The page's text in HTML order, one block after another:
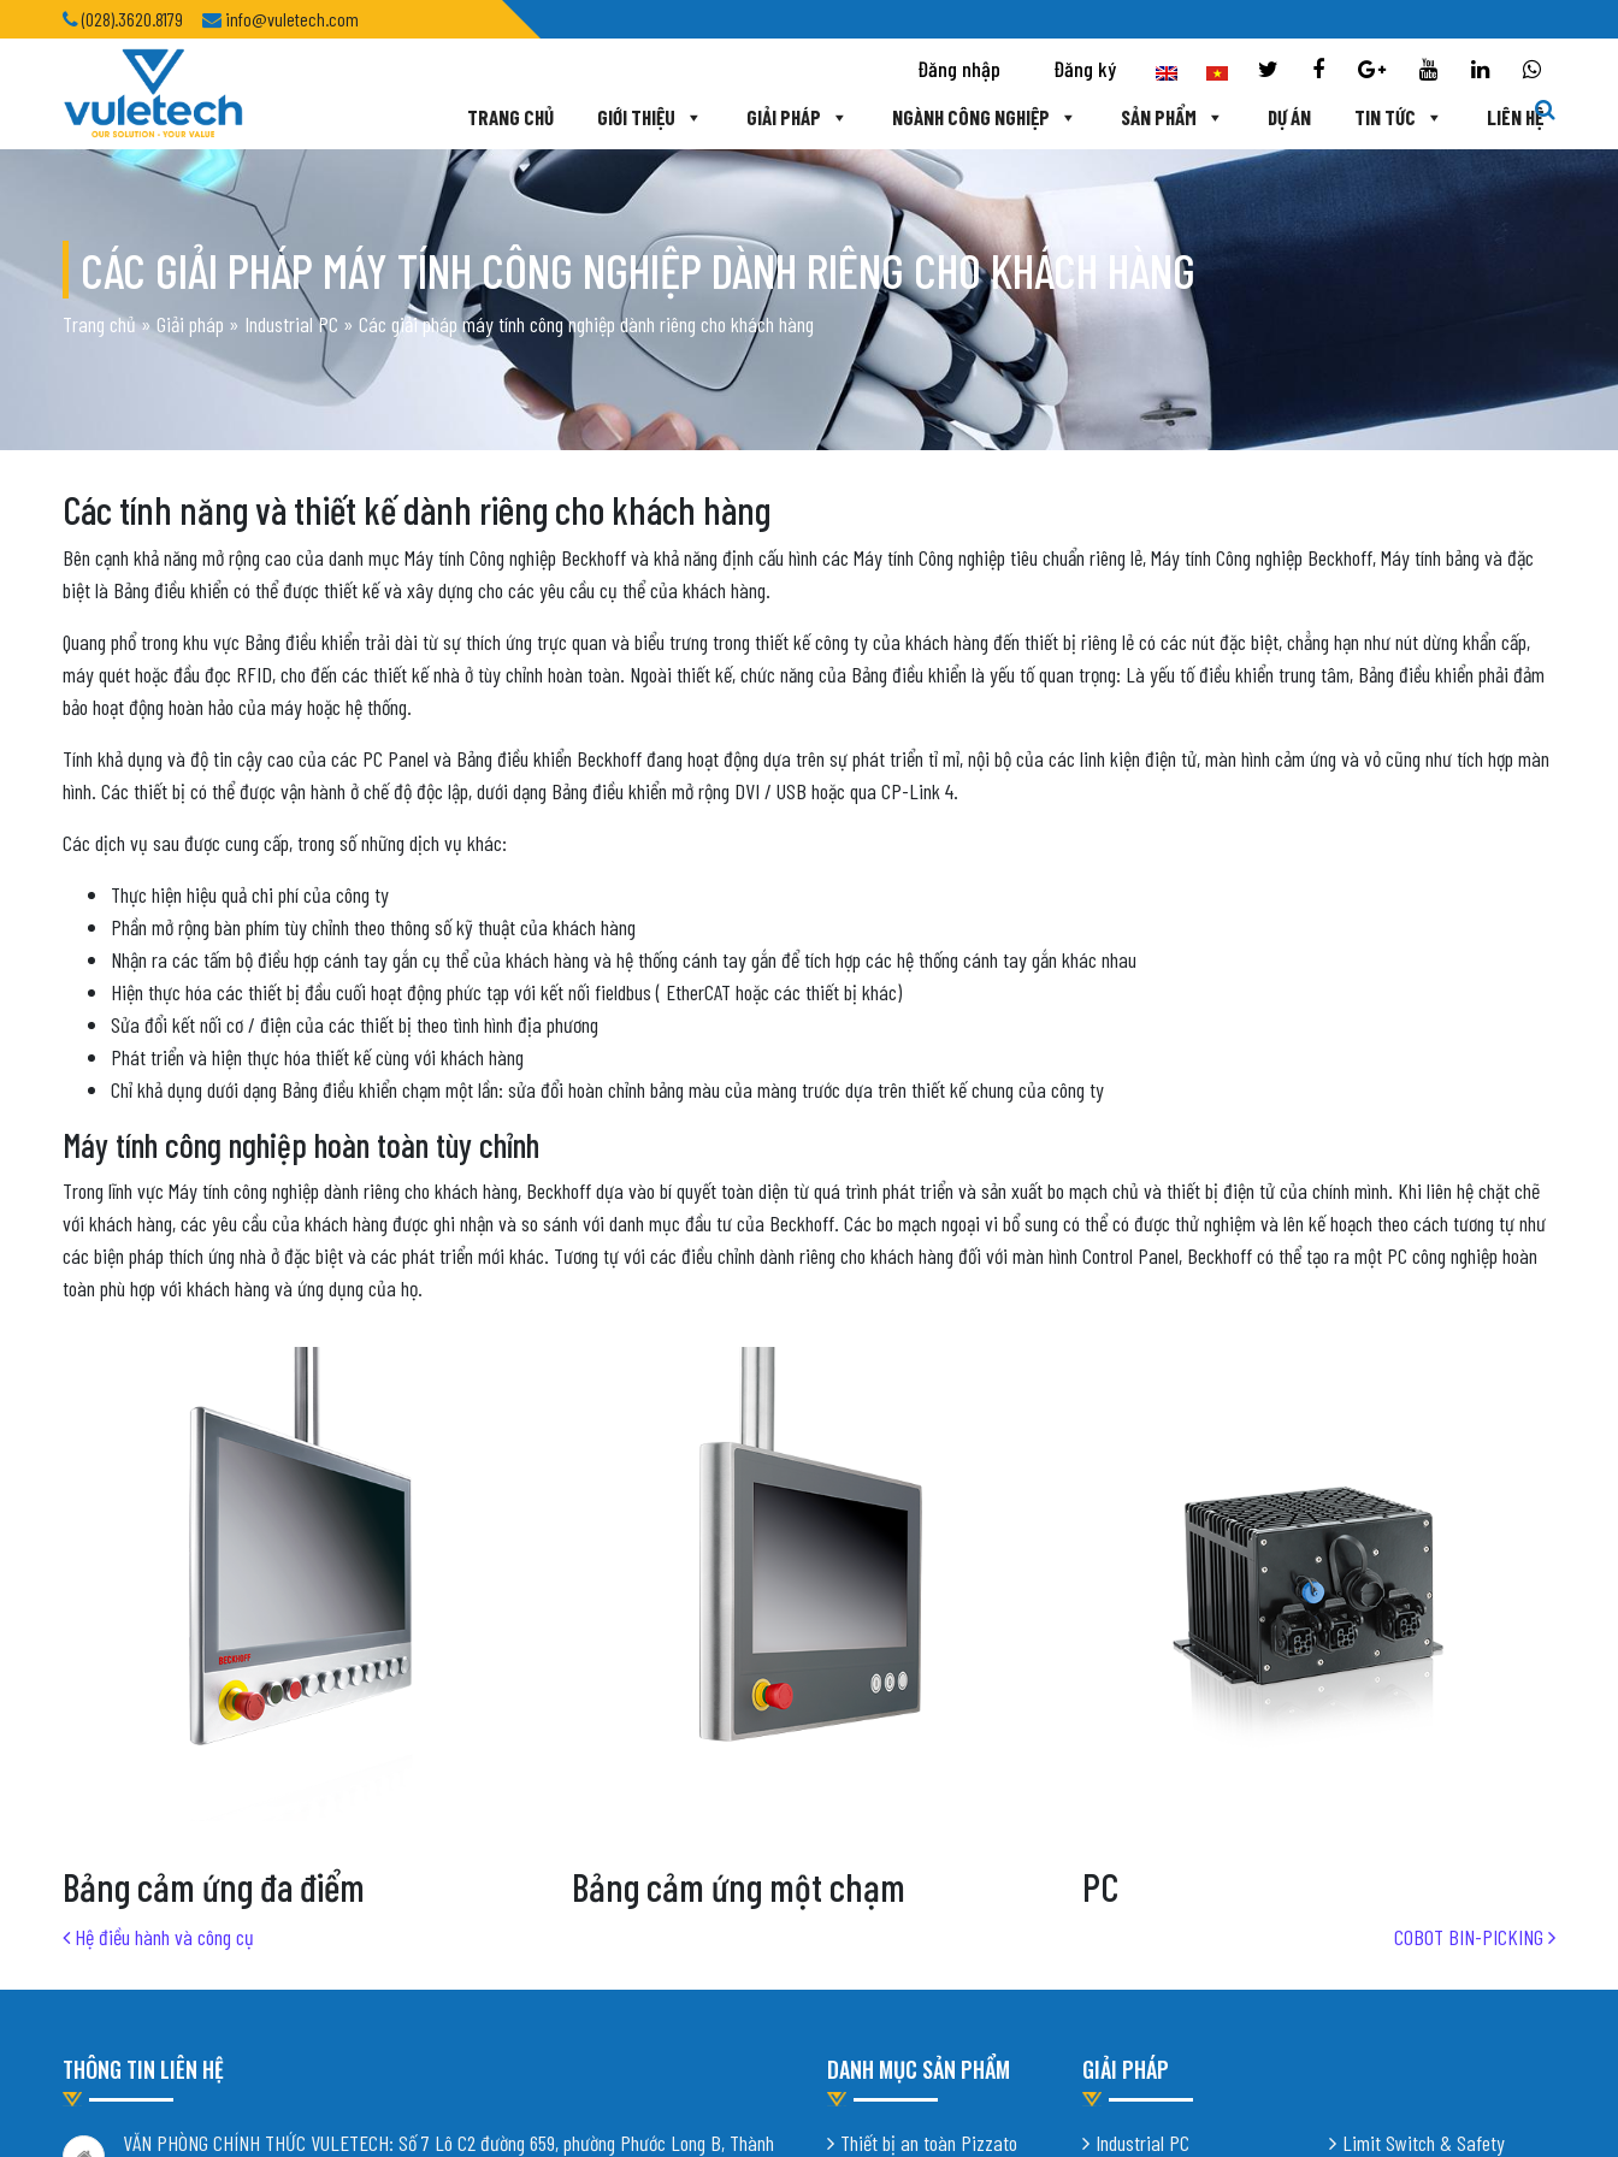
(028).3620.8179 info@vuletech.com
Đăng nhập Đăng ký
TRANG CHỦ GIỚI THIỆU GIẢI PHÁP NGÀNH CÔNG NGHIỆP SẢN PHẨM DỰ ÁN TIN TỨC LIÊN HỆ
CÁC GIẢI PHÁP MÁY TÍNH CÔNG NGHIỆP DÀNH RIÊNG CHO KHÁCH HÀNG
Trang chủ» Giải pháp » Industrial PC » Các giải pháp máy tính công nghiệp dành riêng cho khách hàng
Các tính năng và thiết kế dành riêng cho khách hàng
Bên cạnh khả năng mở rộng cao của danh mục Máy tính Công nghiệp Beckhoff và khả năng định cấu hình các Máy tính Công nghiệp tiêu chuẩn riêng lẻ, Máy tính Công nghiệp Beckhoff, Máy tính bảng và đặc
biệt là Bảng điều khiển có thể được thiết kế và xây dựng cho các yêu cầu cụ thể của khách hàng.
Quang phổ trong khu vực Bảng điều khiển trải dài từ sự thích ứng trực quan và biểu trưng trong thiết kế công ty của khách hàng đến thiết bị riêng lẻ có các nút đặc biệt, chẳng hạn như nút dừng khẩn cấp,
máy quét hoặc đầu đọc RFID, cho đến các thiết kế nhà ở tùy chỉnh hoàn toàn. Ngoài thiết kế, chức năng của Bảng điều khiển là yếu tố quan trọng: Là yếu tố điều khiển trung tâm, Bảng điều khiển phải đảm
bảo hoạt động hoàn hảo của máy hoặc hệ thống.
Tính khả dụng và độ tin cậy cao của các PC Panel và Bảng điều khiển Beckhoff đang hoạt động dựa trên sự phát triển tỉ mỉ, nội bộ của các linh kiện điện tử, màn hình cảm ứng và vỏ cũng như tích hợp màn
hình. Các thiết bị có thể được vận hành ở chế độ độc lập, dưới dạng Bảng điều khiển mở rộng DVI / USB hoặc qua CP-Link 4.
Các dịch vụ sau được cung cấp, trong số những dịch vụ khác:
Thực hiện hiệu quả chi phí của công ty
Phần mở rộng bàn phím tùy chỉnh theo thông số kỹ thuật của khách hàng
Nhận ra các tấm bộ điều hợp cánh tay gắn cụ thể của khách hàng và hệ thống cánh tay gắn để tích hợp các hệ thống cánh tay gắn khác nhau
Hiện thực hóa các thiết bị đầu cuối hoạt động phức tạp với kết nối fieldbus ( EtherCAT hoặc các thiết bị khác)
Sửa đổi kết nối cơ / điện của các thiết bị theo tình hình địa phương
Phát triển và hiện thực hóa thiết kế cùng với khách hàng
Chỉ khả dụng dưới dạng Bảng điều khiển chạm một lần: sửa đổi hoàn chỉnh bảng màu của màng trước dựa trên thiết kế chung của công ty
Máy tính công nghiệp hoàn toàn tùy chỉnh
Trong lĩnh vực Máy tính công nghiệp dành riêng cho khách hàng, Beckhoff dựa vào bí quyết toàn diện từ quá trình phát triển và sản xuất bo mạch chủ và thiết bị điện tử của chính mình. Khi liên hệ chặt chẽ
với khách hàng, các yêu cầu của khách hàng được ghi nhận và so sánh với danh mục đầu tư của Beckhoff. Các bo mạch ngoại vi bổ sung có thể có được thử nghiệm và lên kế hoạch theo cách tương tự như
các biện pháp thích ứng nhà ở đặc biệt và các phát triển mới khác. Tương tự với các điều chỉnh dành riêng cho khách hàng đối với màn hình Control Panel, Beckhoff có thể tạo ra một PC công nghiệp hoàn
toàn phù hợp với khách hàng và ứng dụng của họ.
Bảng cảm ứng đa điểm Bảng cảm ứng một chạm
PC
Post navigation
Hệ điều hành và công cụ COBOT BIN-PICKING
THÔNG TIN LIÊN HỆ
VĂN PHÒNG CHÍNH THỨC VULETECH: Số 7 Lô C2 đường 659, phường Phước Long B, Thành
DANH MỤC SẢN PHẨM
Thiết bị an toàn Pizzato
GIẢI PHÁP
Industrial PC Limit Switch & Safety